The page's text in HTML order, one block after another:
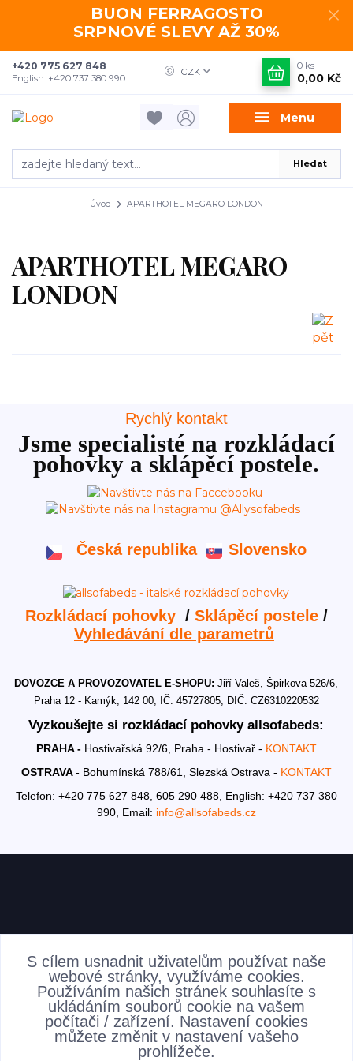
BUON FERRAGOSTO
SRPNOVÉ SLEVY AŽ 30%
Menu
CZK
Hledat
+420 775 627 848
English: +420 737 380 990
0 ks
0,00 Kč
Úvod APARTHOTEL MEGARO LONDON
APARTHOTEL MEGARO
LONDON
Rychlý kontakt
Jsme specialisté na rozkládací
pohovky a sklápěcí postele.
Česká republika Slovensko
Rozkládací pohovky / Sklápěcí postele/
Vyhledávání dle parametrů
DOVOZCE A PROVOZOVATEL E-SHOPU:Jiří Valeš, Špirkova 526/6,
Praha 12 - Kamýk, 142 00, IČ: 45727805, DIČ: CZ6310220532
Vyzkoušejte si rozkládací pohovky allsofabeds:
PRAHA - Hostivařská 92/6, Praha - Hostivař - KONTAKT
OSTRAVA - Bohumínská 788/61, Slezská Ostrava - KONTAKT
Telefon: +420 775 627 848, 605 290 488, English: +420 737 380
990, Email: info@allsofabeds.cz
AKTUALITY
S cílem usnadnit uživatelům používat naše
webové stránky, využíváme cookies.
Používáním našich stránek souhlasíte s
ukládáním souborů cookie na vašem
počítači / zařízení. Nastavení cookies
můžete změnit v nastavení vašeho
prohlížeče.